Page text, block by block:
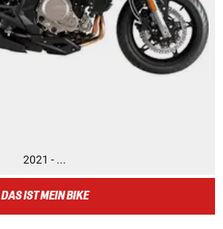
2021 - ...
DAS IST MEIN BIKE